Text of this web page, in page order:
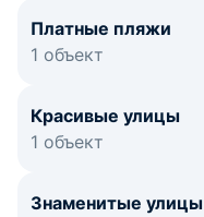
Платные пляжи
1 объект
Красивые улицы
1 объект
Знаменитые улицы